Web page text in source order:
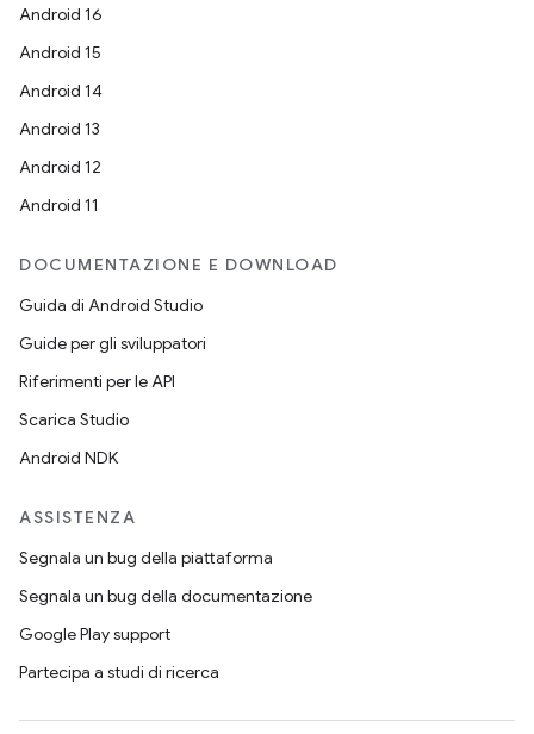
Android 16
Android 15
Android 14
Android 13
Android 12
Android 11
DOCUMENTAZIONE E DOWNLOAD
Guida di Android Studio
Guide per gli sviluppatori
Riferimenti per le API
Scarica Studio
Android NDK
ASSISTENZA
Segnala un bug della piattaforma
Segnala un bug della documentazione
Google Play support
Partecipa a studi di ricerca